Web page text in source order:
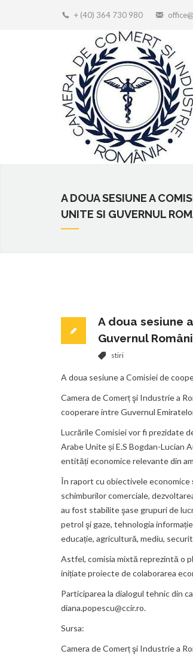
+ (40) 364 730 980
A DOUA SESIUNE A
UNITE SI GUVERNUL
A doua sesiune
Guvernul
stiri
A doua sesiune a Comisiei de
Camera de Comerț şi Industrie a
cooperare intre Guvernul
Lucrările Comisiei vor fi prezidate
Arabe Unite și E.S Bogdan-Lucian
entități economice relevante din
În raport cu obiectivele economice
schimburilor comerciale,
au fost stabilite şase grupuri de
petrol şi gaze, tehnologia
educație, agricultură, mediu,
Astfel, comisia mixtă reprezintă o
inițiate proiecte de colaborarea
Participarea la dialogul tehnic din
diana.popescu@ccir.ro.
Sursa:
Camera de Comerț şi Industrie a